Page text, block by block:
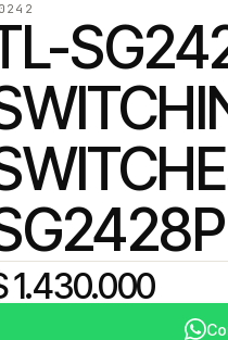
1.430.000